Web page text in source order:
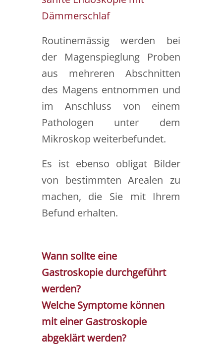
Dämmerschlaf
Routinemässig werden bei
der Magenspieglung Proben
aus mehreren Abschnitten
des Magens entnommen und
im Anschluss von einem
Pathologen unter dem
Mikroskop weiterbefundet.
Es ist ebenso obligat Bilder
von bestimmten Arealen zu
machen, die Sie mit Ihrem
Befund erhalten.
Wann sollte eine
Gastroskopie durchgeführt
werden?
Welche Symptome können
mit einer Gastroskopie
abgeklärt werden?